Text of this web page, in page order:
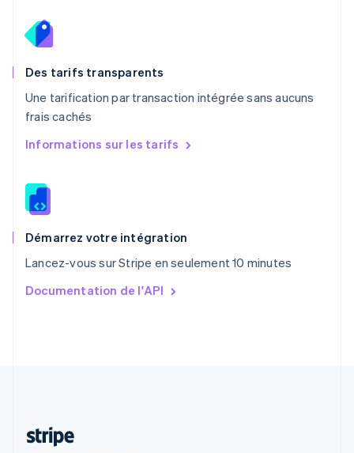
Des tarifs transparents
Une tarification par transaction intégrée sans aucuns
frais cachés
Informations sur les tarifs
Démarrez votre intégration
Lancez-vous sur Stripe en seulement 10 minutes
Documentation de l'API
Pays-Bas
Nederlands
English
PortuguêsEnglish
R.A.S. de Hong Kong, Chine
English
Roumanie
Royaume-Uni
English
English简体中文
English